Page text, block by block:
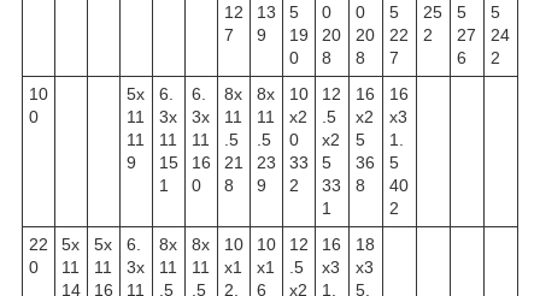
12
7
13
9
5
19
0
0
20
8
0
20
8
5
22
7
25
2
5
27
6
5
24
2
10
0
5x
11
11
9
6.
3x
11
15
1
6.
3x
11
16
0
8x
11
.5
21
8
8x
11
.5
23
9
10
x2
0
33
2
12
.5
x2
5
33
1
16
x2
5
36
8
16
x3
1.
5
40
2
22
0
5x
11
14
5x
11
16
6.
3x
11
8x
11
.5
8x
11
.5
10
x1
2.
10
x1
6
12
.5
x2
16
x3
1.
18
x3
5.